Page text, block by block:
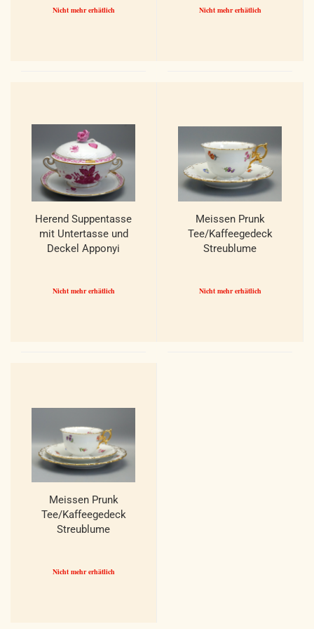
Nicht mehr erhätlich Nicht mehr erhätlich
Herend Suppentasse
mit Untertasse und
Deckel Apponyi
Nicht mehr erhätlich
Meissen Prunk
Tee/Kaffeegedeck
Streublume
Nicht mehr erhätlich
Meissen Prunk
Tee/Kaffeegedeck
Streublume
Nicht mehr erhätlich